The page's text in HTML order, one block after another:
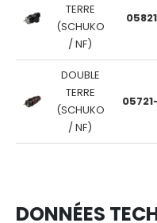
TERRE
(SCHUKO
/ NF)
DOUBLE
TERRE
(SCHUKO
/ NF)
DONNÉES